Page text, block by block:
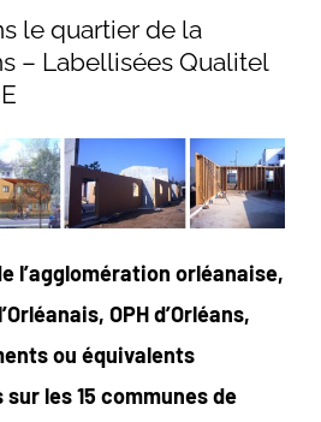
le quartier de la
– Labellisées Qualitel
l’agglomération orléanaise,
OPH d’Orléans,
ou équivalents
les 15 communes de